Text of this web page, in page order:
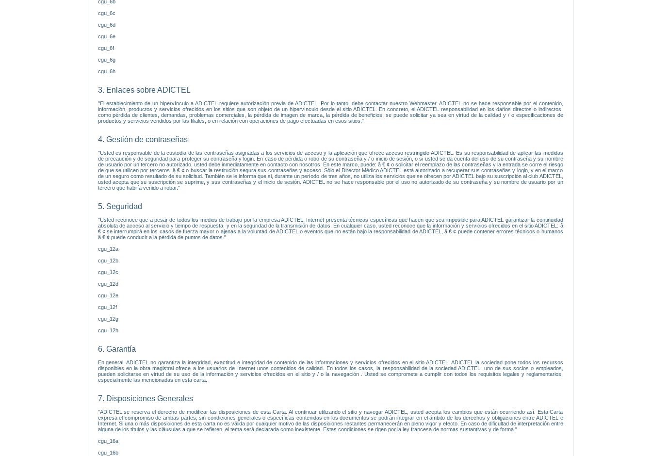
cgu_6b
cgu_6c
cgu_6d
cgu_6e
cgu_6f
cgu_6g
cgu_6h
3. Enlaces sobre ADICTEL
"El establecimiento de un hipervínculo a ADICTEL requiere autorización previa de ADICTEL. Por lo tanto, debe contactar nuestro Webmaster. ADICTEL no se hace responsable por el contenido,
información, productos y servicios ofrecidos en los sitios que son objeto de un hipervínculo desde el sitio ADICTEL. En concreto, el ADICTEL responsabilidad en los daños directos o indirectos,
como pérdida de clientes, demandas, problemas comerciales, la pérdida de imagen de marca, la pérdida de beneficios, se puede solicitar ya sea en virtud de la calidad y / o especificaciones de
productos y servicios vendidos por las filiales, o en relación con operaciones de pago efectuadas en esos sitios."
4. Gestión de contraseñas
"Usted es responsable de la custodia de las contraseñas asignadas a los servicios de acceso y la aplicación que ofrece acceso restringido ADICTEL. Es su responsabilidad de aplicar las medidas
de precaución y de seguridad para proteger su contraseña y login. En caso de pérdida o robo de su contraseña y / o inicio de sesión, o si usted se da cuenta del uso de su contraseña y su nombre
de usuario por un tercero no autorizado, usted debe inmediatamente en contacto con nosotros. En este marco, puede: â € ¢ o solicitar el reemplazo de las contraseñas y la entrada se corre el riesgo
de que se utilicen por terceros. â € ¢ o buscar la restitución segura sus contraseñas y acceso. Sólo el Director Médico ADICTEL está autorizado a recuperar sus contraseñas y login, y en el marco
de un seguro como resultado de su solicitud. También se le informa que si, durante un período de tres años, no utiliza los servicios que se ofrecen por ADICTEL bajo su suscripción al club ADICTEL,
usted acepta que su suscripción se suprime, y sus contraseñas y el inicio de sesión. ADICTEL no se hace responsable por el uso no autorizado de su contraseña y su nombre de usuario por un
tercero que habría venido a robar."
5. Seguridad
"Usted reconoce que a pesar de todos los medios de trabajo por la empresa ADICTEL, Internet presenta técnicas específicas que hacen que sea imposible para ADICTEL garantizar la continuidad
absoluta de acceso al servicio y tiempo de respuesta, y en la seguridad de la transmisión de datos. En cualquier caso, usted reconoce que la información y servicios ofrecidos en el sitio ADICTEL: â
€ ¢ se interrumpirá en los casos de fuerza mayor o ajenas a la voluntad de ADICTEL o eventos que no están bajo la responsabilidad de ADICTEL, â € ¢ puede contener errores técnicos o humanos
â € ¢ puede conducir a la pérdida de puntos de datos."
cgu_12a
cgu_12b
cgu_12c
cgu_12d
cgu_12e
cgu_12f
cgu_12g
cgu_12h
6. Garantía
En general, ADICTEL no garantiza la integridad, exactitud e integridad de contenido de las informaciones y servicios ofrecidos en el sitio ADICTEL, ADICTEL la sociedad pone todos los recursos
disponibles en la obra magistral ofrece a los usuarios de Internet unos contenidos de calidad. En todos los casos, la responsabilidad de la sociedad ADICTEL, uno de sus socios o empleados,
pueden solicitarse en virtud de su uso de la información y servicios ofrecidos en el sitio y / o la navegación . Usted se compromete a cumplir con todos los requisitos legales y reglamentarios,
especialmente las mencionadas en esta carta.
7. Disposiciones Generales
"ADICTEL se reserva el derecho de modificar las disposiciones de esta Carta. Al continuar utilizando el sitio y navegar ADICTEL, usted acepta los cambios que están ocurriendo así. Esta Carta
expresa el compromiso de ambas partes, sin condiciones generales o específicas contenidas en los documentos se podrán integrar en el ámbito de los derechos y obligaciones entre ADICTEL e
Internet. Si una o más disposiciones de esta carta no es válida por cualquier motivo de las disposiciones restantes permanecerán en pleno vigor y efecto. En caso de dificultad de interpretación entre
alguna de los títulos y las cláusulas a que se refieren, el tema será declarada como inexistente. Estas condiciones se rigen por la ley francesa de normas sustantivas y de forma."
cgu_16a
cgu_16b